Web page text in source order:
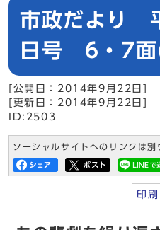
市政だより
日号 6・7面
[公開日：2014年9月22日]
[更新日：2014年9月22日]
ID:2503
ソーシャルサイトへのリンクは別
印刷